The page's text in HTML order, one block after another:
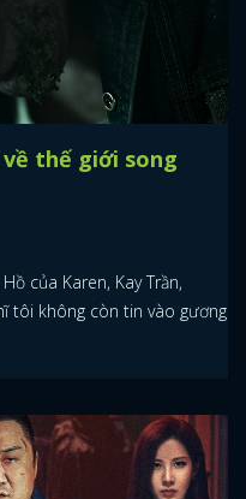
thế giới song
của Karen, Kay Trần,
tôi không còn tin vào gương